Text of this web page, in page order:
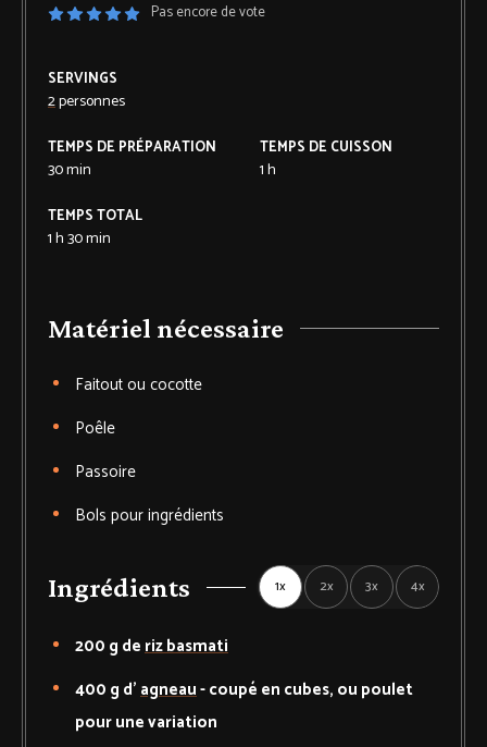
Pas encore de vote
SERVINGS
2personnes
TEMPS DE PRÉPARATION
30min
TEMPS DE CUISSON
1h
TEMPS TOTAL
1h30min
Matériel nécessaire
Faitoutou cocotte
Poêle
Passoire
Bols pour ingrédients
Ingrédients 1x 2x 3x 4x
200 g deriz basmati
400 g d'agneau-coupé en cubes, ou poulet
pour une variation